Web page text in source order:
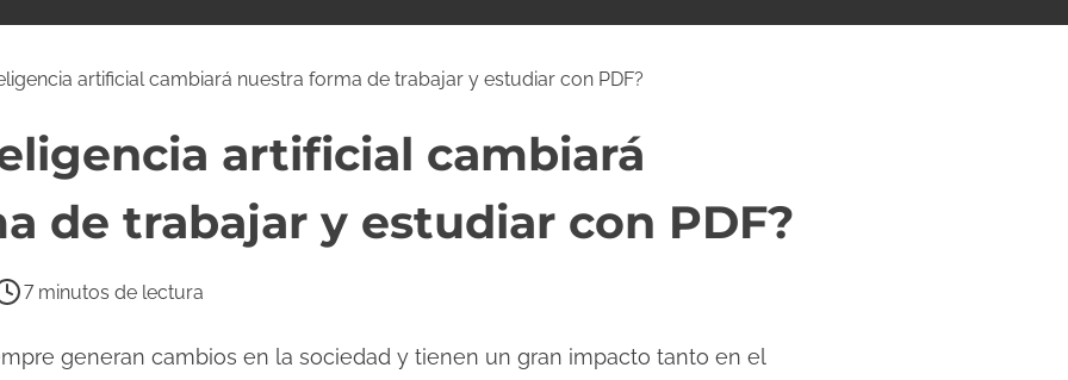
artificial cambiará nuestra forma de trabajar y estudiar con PDF?
artificial cambiará
de trabajar y estudiar con PDF?
7 minutos de lectura
generan cambios en la sociedad y tienen un gran impacto tanto en el